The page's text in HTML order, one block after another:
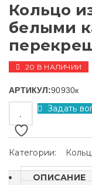
Кольцо
белыми
20 В НАЛИЧИИ
АРТИКУЛ:90930к
Задать
Категории:
ОПИСАНИЕ